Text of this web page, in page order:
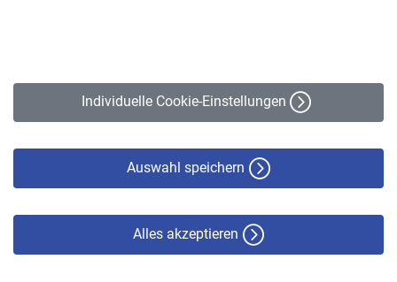
Individuelle Cookie-Einstellungen
Auswahl speichern
Alles akzeptieren
Erklärung zur Barrierefreiheit
© VBL 2026